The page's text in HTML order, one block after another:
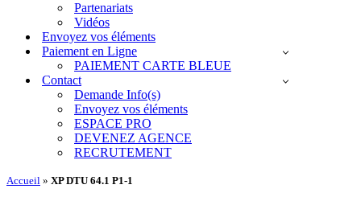
Partenariats
Vidéos
Envoyez vos éléments
Paiement en Ligne
PAIEMENT CARTE BLEUE
Contact
Demande Info(s)
Envoyez vos éléments
ESPACE PRO
DEVENEZ AGENCE
RECRUTEMENT
Accueil » XP DTU 64.1 P1-1